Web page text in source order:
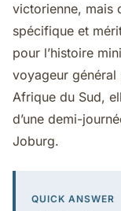
victorienne, mais
spécifique et
pour l’histoire
voyageur général
Afrique du Sud,
d’une demi-
Joburg.
QUICK ANSWER